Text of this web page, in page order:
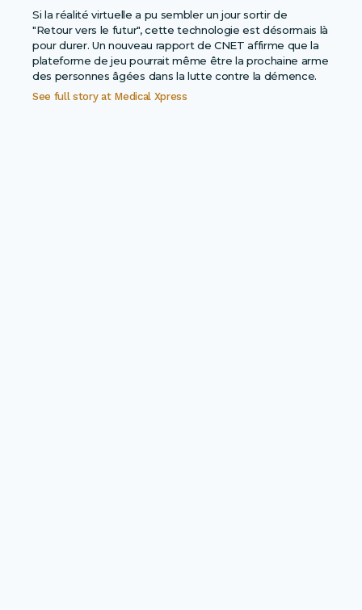
Si la réalité virtuelle a pu sembler un jour sortir de
"Retour vers le futur", cette technologie est désormais là
pour durer. Un nouveau rapport de CNET affirme que la
plateforme de jeu pourrait même être la prochaine arme
des personnes âgées dans la lutte contre la démence.
See full story atMedical Xpress